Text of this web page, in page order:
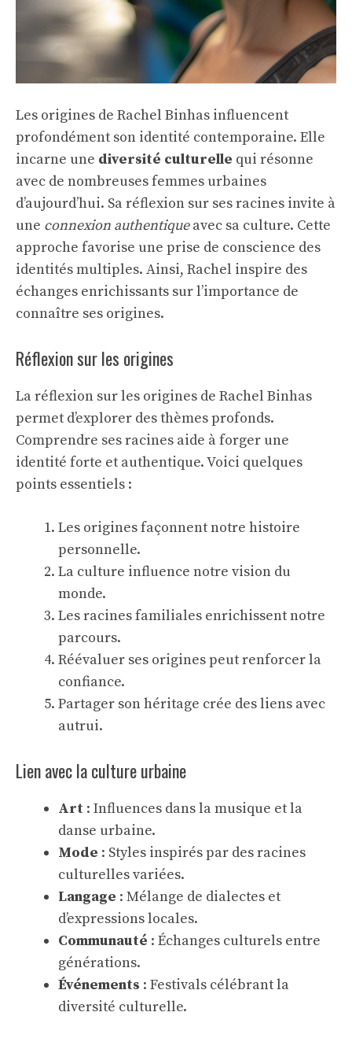
Les origines de Rachel Binhas influencent
profondément son identité contemporaine. Elle
incarne une diversité culturelle qui résonne
avec de nombreuses femmes urbaines
d’aujourd’hui. Sa réflexion sur ses racines invite à
une connexion authentiqueavec sa culture. Cette
approche favorise une prise de conscience des
identités multiples. Ainsi, Rachel inspire des
échanges enrichissants sur l’importance de
connaître ses origines.
Réflexion sur les origines
La réflexion sur les origines de Rachel Binhas
permet d’explorer des thèmes profonds.
Comprendre ses racines aide à forger une
identité forte et authentique. Voici quelques
points essentiels :
Les origines façonnent notre histoire
personnelle.
La culture influence notre vision du
monde.
Les racines familiales enrichissent notre
parcours.
Réévaluer ses origines peut renforcer la
confiance.
Partager son héritage crée des liens avec
autrui.
Lien avec la culture urbaine
Art : Influences dans la musique et la
danse urbaine.
Mode : Styles inspirés par des racines
culturelles variées.
Langage : Mélange de dialectes et
d’expressions locales.
Communauté : Échanges culturels entre
générations.
Événements : Festivals célébrant la
diversité culturelle.